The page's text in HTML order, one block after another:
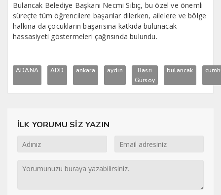
Bulancak Belediye Başkanı Necmi Sıbıç, bu özel ve önemli
süreçte tüm öğrencilere başarılar dilerken, ailelere ve bölge
halkına da çocukların başarısına katkıda bulunacak
hassasiyeti göstermeleri çağrısında bulundu.
ADANA ADD ankara aydın
Basri
Gürsoy
bulancak
İLK YORUMU SİZ YAZIN